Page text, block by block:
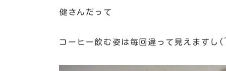
健さんだって
コーヒー飲む姿は毎回違って見えます